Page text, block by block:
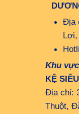
Địa
Khu
KỆ
Địa chỉ:
Thuột,